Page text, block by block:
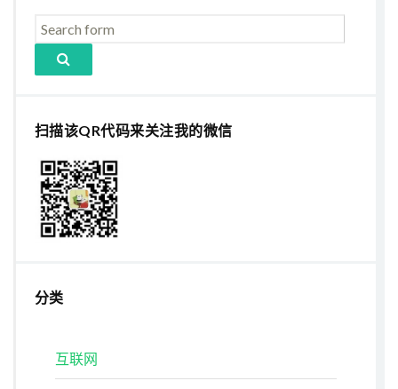
扫描该QR代码来关注我的微信
分类
互联网